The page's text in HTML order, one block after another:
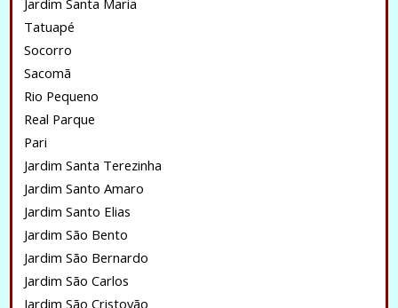
Jardim Santa Maria
Tatuapé
Socorro
Sacomã
Rio Pequeno
Real Parque
Pari
Jardim Santa Terezinha
Jardim Santo Amaro
Jardim Santo Elias
Jardim São Bento
Jardim São Bernardo
Jardim São Carlos
Jardim São Cristovão